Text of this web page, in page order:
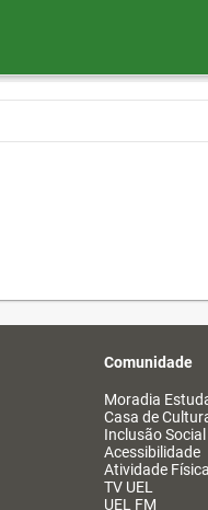
Comunidade
Moradia
Casa de
Inclusão Social
Acessibilidade
Atividade Física
TV UEL
UEL FM